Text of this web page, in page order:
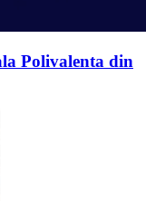
Polivalenta din